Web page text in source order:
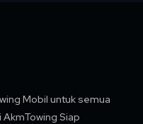
Mobil untuk semua
Siap